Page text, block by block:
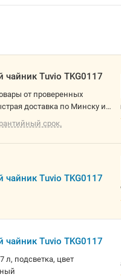
чайник Tuvio TKG0117
от проверенных
доставка по Минску и
Вт, объем 1.7 л, подсветка,
черный
срок.
чайник Tuvio TKG0117
чайник Tuvio TKG0117
л, подсветка, цвет